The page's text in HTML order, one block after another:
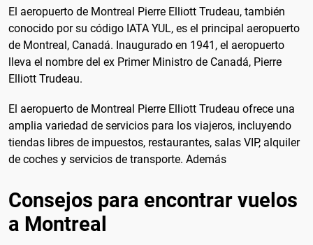
El aeropuerto de Montreal Pierre Elliott Trudeau, también
conocido por su código IATA YUL, es el principal aeropuerto
de Montreal, Canadá. Inaugurado en 1941, el aeropuerto
lleva el nombre del ex Primer Ministro de Canadá, Pierre
Elliott Trudeau.
El aeropuerto de Montreal Pierre Elliott Trudeau ofrece una
amplia variedad de servicios para los viajeros, incluyendo
tiendas libres de impuestos, restaurantes, salas VIP, alquiler
de coches y servicios de transporte. Además
Consejos para encontrar vuelos
a Montreal